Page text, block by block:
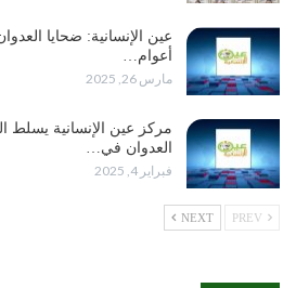
أعوام…
مارس 26, 2025
مركز عين الإنسانية يسلط
العدوان في…
فبراير 4, 2025
NEXT